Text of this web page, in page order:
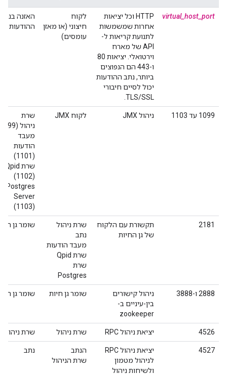
virtual_host_port
HTTP וכל יציאות
אחרות שמשמשות
לתנועת קריאות ל-
API של מארח
וירטואלי. יציאות 80
ו-443 הם הנפוצים
ביותר, נתב ההודעות
יכול לסיים חיבורי
TLS/SSL.
לקוח
חיצוני (או מאזן
עומסים)
האזנה בנתב
ההודעות
1099 עד 1103 ניהול JMX לקוח JMX
שרת
ניהול (1099)
מעבד
הודעות
(1101)
שרת Qpid
(1102)
Postgres
Server
(1103)
2181
תקשורת עם הלקוח
של גן החיות
שרת ניהול
נתב
מעבד הודעות
שרת Qpid
שרת
Postgres
שומר גן
2888 ו-3888
ניהול קישורים
בין-עיניים ב-
zookeeper
שומר גן חיות שומר גן
4526 יציאת ניהול RPC שרת ניהול שרת ניהול
4527
יציאת ניהול RPC
לניהול מטמון
ולשיחות ניהול
הנתב
שרת הניהול
נתב